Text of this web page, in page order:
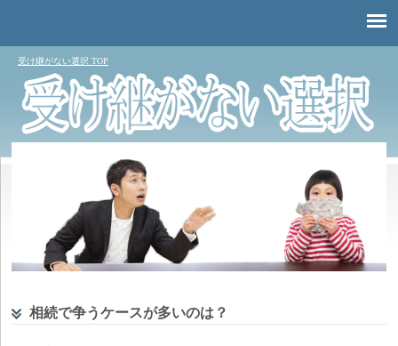
受け継がない選択 TOP
相続で争うケースが多いのは？